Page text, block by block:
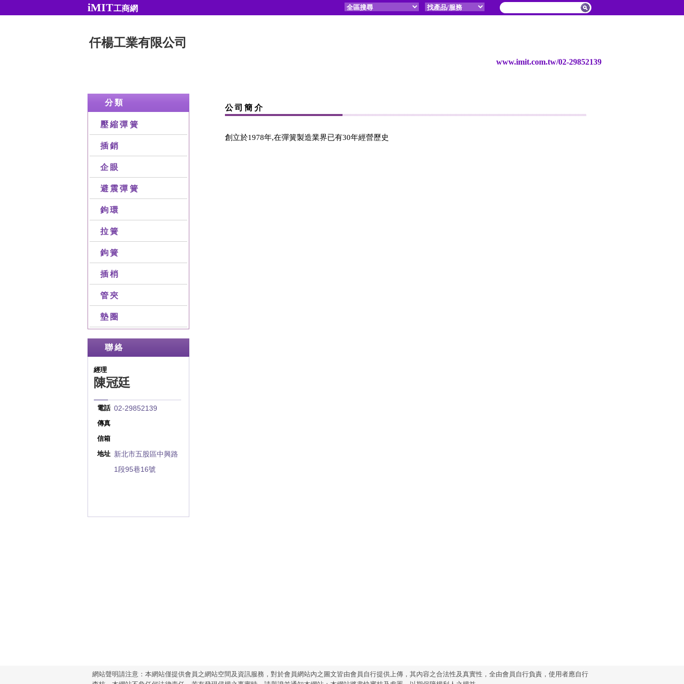
iMIT工商網
仟楊工業有限公司
www.imit.com.tw/02-29852139
分類
壓縮彈簧
插銷
企眼
避震彈簧
鉤環
拉簧
鉤簧
插梢
管夾
墊圈
聯絡
經理
陳冠廷
電話 02-29852139
傳真
信箱
地址 新北市五股區中興路
1段95巷16號
公司簡介
創立於1978年,在彈簧製造業界已有30年經營歷史
網站聲明請注意：本網站僅提供會員之網站空間及資訊服務，對於會員網站內之圖文皆由會員自行提供上傳，其內容之合法性及真實性，全由會員自行負責，使用者應自行